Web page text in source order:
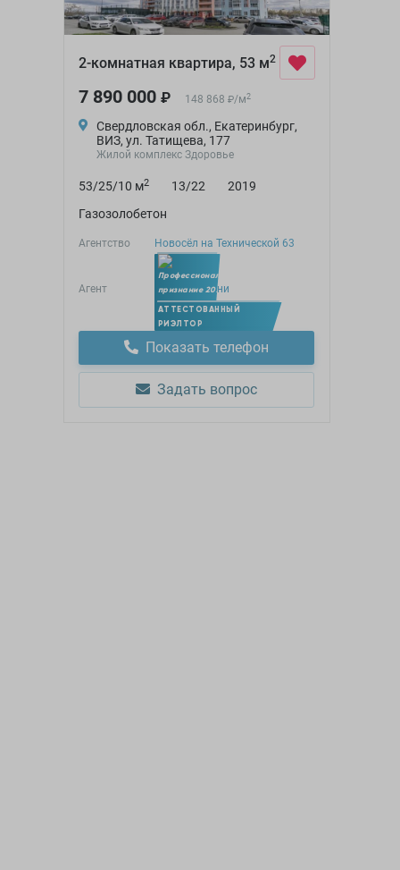
2-комнатная квартира, 53 м2
7 890 000 ₽ 148 868 ₽/м2
Свердловская обл., Екатеринбург,
ВИЗ, ул. Татищева, 177
Жилой комплекс Здоровье
53/25/10 м2 13/22
2019
Газозолобетон
Агентство Новосёл на Технической 63
Член УПН
Агент Юлиана Рейни
АТТЕСТОВАННЫЙ
РИЭЛТОР
Показать телефон
Задать вопрос